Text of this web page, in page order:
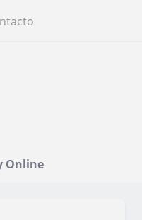
Online